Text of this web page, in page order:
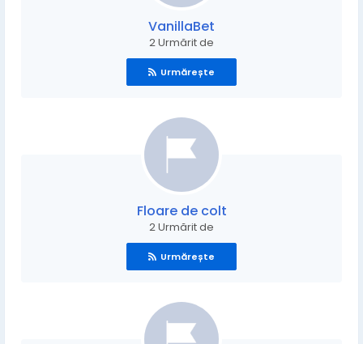
VanillaBet
2 Urmărit de
Urmărește
Floare de colt
2 Urmărit de
Urmărește